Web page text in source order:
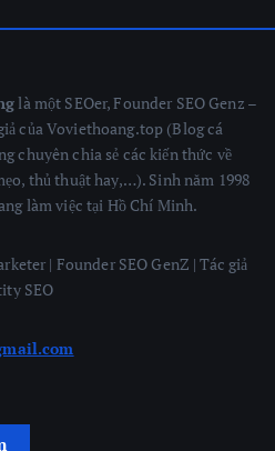
là một SEOer, Founder SEO Genz –
của Voviethoang.top (Blog cá
chuyên chia sẻ các kiến thức về
thủ thuật hay,…). Sinh năm 1998
làm việc tại Hồ Chí Minh.
| Founder SEO GenZ | Tác giả
SEO